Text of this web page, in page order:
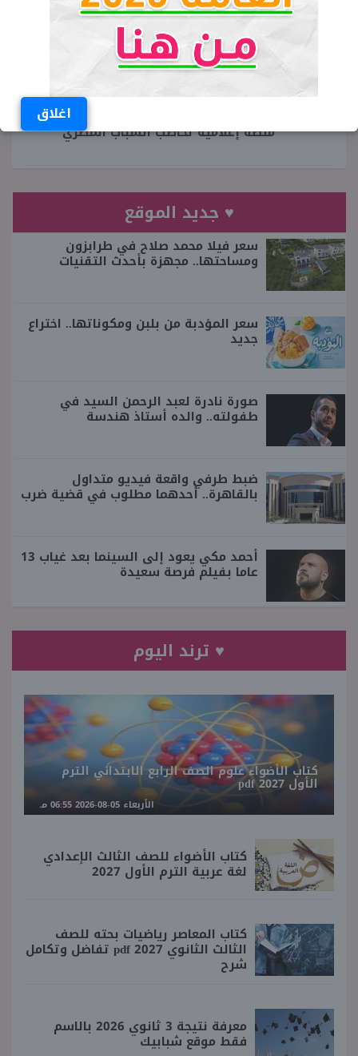
اغلاق
مسابقة المعلمين في وزارة التربية والتعليم
شبابيك
منصة إعلامية تخاطب الشباب المصري
♥ جديد الموقع
سعر فيلا محمد صلاح في طرابزون
ومساحتها.. مجهزة بأحدث التقنيات
سعر المؤدبة من بلبن ومكوناتها.. اختراع
جديد
صورة نادرة لعبد الرحمن السيد في
طفولته.. والده أستاذ هندسة
ضبط طرفي واقعة فيديو متداول
بالقاهرة.. أحدهما مطلوب في قضية ضرب
أحمد مكي يعود إلى السينما بعد غياب 13
عاما بفيلم فرصة سعيدة
♥ ترند اليوم
كتاب الأضواء علوم الصف الرابع الابتدائي الترم
الأول 2027 pdf
الأربعاء 05-08-2026 06:55 مـ
كتاب الأضواء للصف الثالث الإعدادي
لغة عربية الترم الأول 2027
كتاب المعاصر رياضيات بحته للصف
الثالث الثانوي 2027 pdf تفاضل وتكامل
شرح
معرفة نتيجة 3 ثانوي 2026 بالاسم
فقط موقع شبابيك